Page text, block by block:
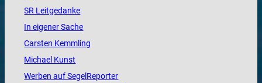
SR Leitgedanke
In eigener Sache
Carsten Kemmling
Michael Kunst
Werben auf SegelReporter